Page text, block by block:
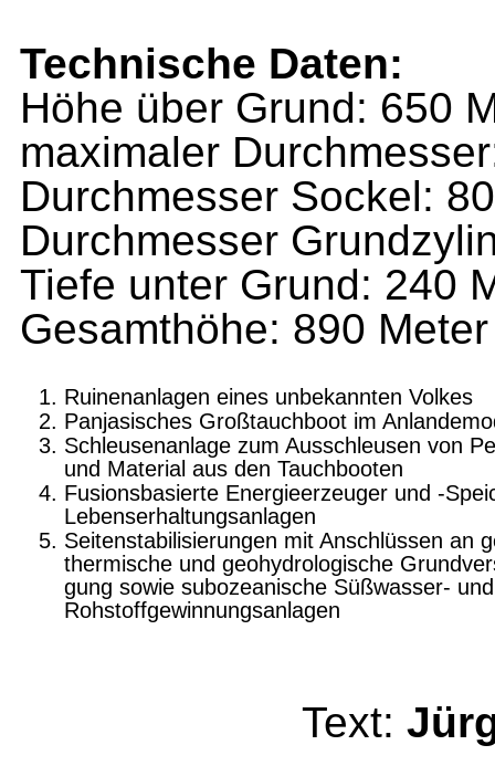
Technische Daten:
Höhe über Grund: 650
maximaler
Durchmesser Sockel:
Durchmesser
Tiefe unter Grund: 240
Gesamthöhe: 890 Meter
Ruinenanlagen eines unbekannten Volkes
Panjasisches Großtauchboot im
Schleusenanlage zum Ausschleusen von
und Material aus den Tauchbooten
Fusionsbasierte Energieerzeuger und -
Lebenserhaltungsanlagen
Seitenstabilisierungen mit Anschlüssen an
thermische und geohydrologische
gung sowie subozeanische Süßwasser- und
Rohstoffgewinnungsanlagen
Text: